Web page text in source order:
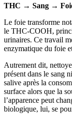
THC → Sang →
Le foie transforme
le THC-COOH,
urinaires. Ce travail
enzymatique du foie
Autrement dit,
présent dans le sang
salive après la
surface alors que la
l’apparence peut
biologique, lui, se